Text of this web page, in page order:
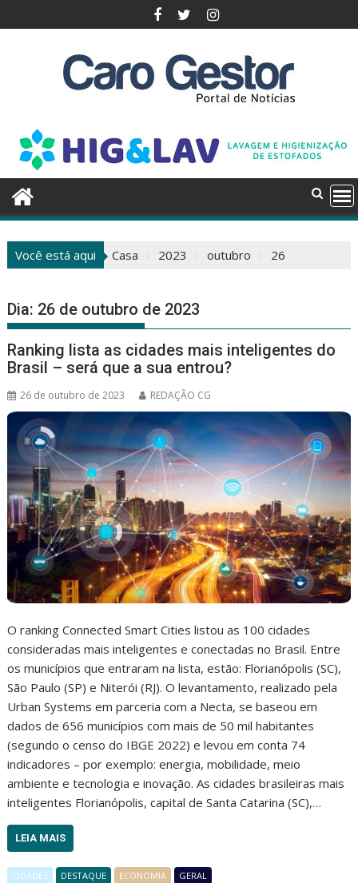
para
Você está aqui Casa 2023 outubro 26
Dia: 26 de outubro de 2023
Ranking lista as cidades mais inteligentes do
Brasil – será que a sua entrou?
26 de outubro de 2023 REDAÇÃO CG
O ranking Connected Smart Cities listou as 100 cidades
consideradas mais inteligentes e conectadas no Brasil. Entre
os municípios que entraram na lista, estão: Florianópolis (SC),
São Paulo (SP) e Niterói (RJ). O levantamento, realizado pela
Urban Systems em parceria com a Necta, se baseou em
dados de 656 municípios com mais de 50 mil habitantes
(segundo o censo do IBGE 2022) e levou em conta 74
indicadores – por exemplo: energia, mobilidade, meio
ambiente e tecnologia e inovação. As cidades brasileiras mais
inteligentes Florianópolis, capital de Santa Catarina (SC),…
LEIA MAIS
CIDADES DESTAQUE ECONOMIA GERAL